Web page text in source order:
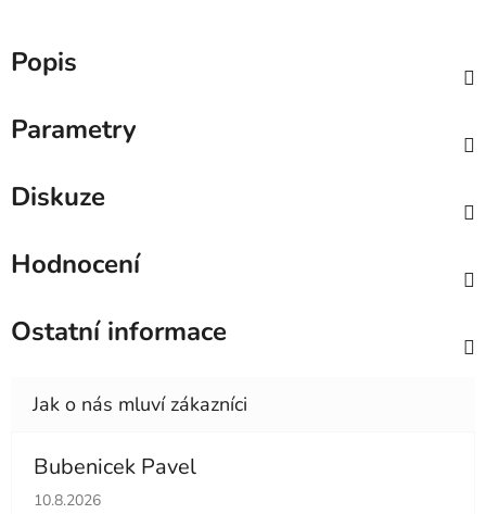
Popis
Parametry
Diskuze
Hodnocení
Ostatní informace
Bubenicek Pavel
Hodnocení obchodu je 5 z 5 hvězdiček.
10.8.2026